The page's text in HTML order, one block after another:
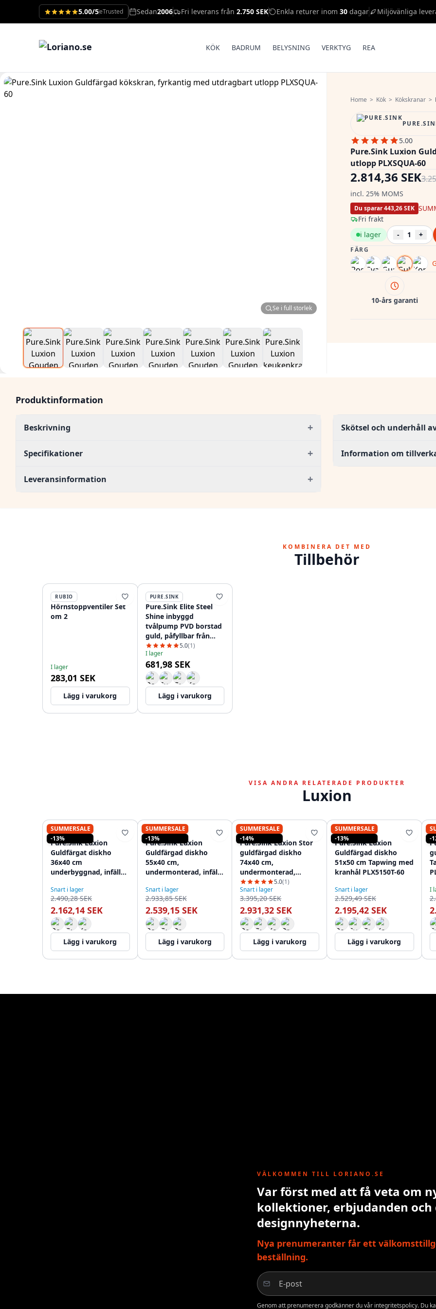
5.00/5eTrusted Sedan2006 Fri leverans från 2.750 SEK Enkla returer inom 30 dagar Miljövänliga
KÖK BADRUM BELYSNING VERKTYG REA
Se i full storlek
Home > Kök > Kökskranar >
5.00
Pure.Sink Luxion
utlopp PLXSQUA-60
2.814,36 SEK
incl. 25% MOMS
Du sparar 443,26 SEK
Fri frakt
i lager
- 1 +
FÄRG
10-års garanti
Produktinformation
Beskrivning +
Specifikationer +
Leveransinformation +
Skötsel och underhåll
Information om
KOMBINERA DET MED
Tillbehör
RUBIO
Hörnstoppventiler Set
om 2
I lager
283,01 SEK
Lägg i varukorg
PURE.SINK
Pure.Sink Elite Steel
Shine inbyggd
tvålpump PVD borstad
guld, påfyllbar från
toppen PS9010-60
5.0(1)
I lager
681,98 SEK
Lägg i varukorg
VISA ANDRA RELATERADE PRODUKTER
Luxion
SUMMERSALE
-13%
PURE.SINK
Pure.Sink Luxion
Guldfärgat diskho
36x40 cm
underbyggnad, infälld
påbyggnad PLX3640-60
Snart i lager
2.490,28 SEK
2.162,14 SEK
Lägg i varukorg
SUMMERSALE
-13%
PURE.SINK
Pure.Sink Luxion
Guldfärgad diskho
55x40 cm,
undermonterad, infälld
60
Snart i lager
2.933,85 SEK
2.539,15 SEK
Lägg i varukorg
SUMMERSALE
-14%
PURE.SINK
Pure.Sink Luxion Stor
guldfärgad diskho
74x40 cm,
undermonterad,
planmonterad och
påbyggd PLX7440-60
5.0(1)
Snart i lager
3.395,20 SEK
2.931,32 SEK
Lägg i varukorg
SUMMERSALE
-13%
PURE.SINK
Pure.Sink Luxion
Guldfärgad diskho
51x50 cm Tapwing med
kranhål PLX5150T-60
Snart i lager
2.529,49 SEK
2.195,42 SEK
Lägg i varukorg
-
I
VÄLKOMMEN TILL LORIANO.SE
Var först med att få veta om
kollektioner, erbjudanden och
designnyheterna.
Nya prenumeranter får ett
beställning.
Genom att prenumerera godkänner du vår integritetspolicy. Du